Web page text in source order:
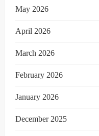
May 2026
April 2026
March 2026
February 2026
January 2026
December 2025